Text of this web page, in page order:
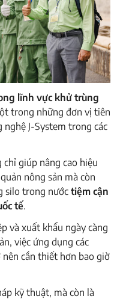
lĩnh vực khử trùng
trong những đơn vị tiên
J-System trong các
giúp nâng cao hiệu
nông sản mà còn
silo trong nước tiệm cận
tế.
và xuất khẩu ngày càng
việc ứng dụng các
cần thiết hơn bao giờ
kỹ thuật, mà còn là